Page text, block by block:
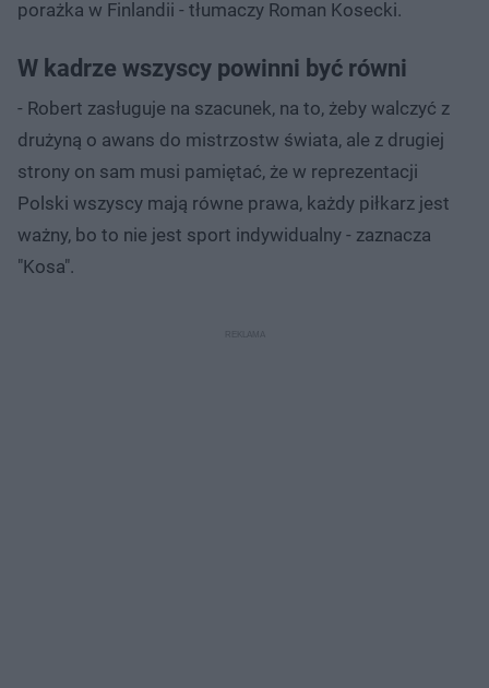
porażka w Finlandii - tłumaczy Roman Kosecki.
W kadrze wszyscy powinni być równi
- Robert zasługuje na szacunek, na to, żeby walczyć z
drużyną o awans do mistrzostw świata, ale z drugiej
strony on sam musi pamiętać, że w reprezentacji
Polski wszyscy mają równe prawa, każdy piłkarz jest
ważny, bo to nie jest sport indywidualny - zaznacza
"Kosa".